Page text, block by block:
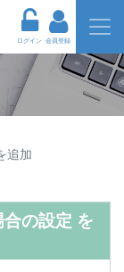
ログイン 会員登録
追加
合の設定 を